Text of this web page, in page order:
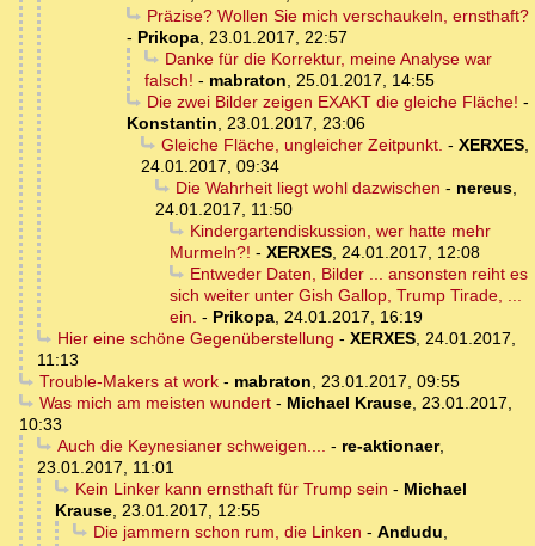
Präzise? Wollen Sie mich verschaukeln, ernsthaft?
- Prikopa, 23.01.2017, 22:57
Danke für die Korrektur, meine Analyse war
falsch! - mabraton, 25.01.2017, 14:55
Die zwei Bilder zeigen EXAKT die gleiche Fläche! -
Konstantin, 23.01.2017, 23:06
Gleiche Fläche, ungleicher Zeitpunkt. - XERXES,
24.01.2017, 09:34
Die Wahrheit liegt wohl dazwischen - nereus,
24.01.2017, 11:50
Kindergartendiskussion, wer hatte mehr
Murmeln?! - XERXES, 24.01.2017, 12:08
Entweder Daten, Bilder ... ansonsten reiht es
sich weiter unter Gish Gallop, Trump Tirade, ...
ein. - Prikopa, 24.01.2017, 16:19
Hier eine schöne Gegenüberstellung - XERXES, 24.01.2017,
11:13
Trouble-Makers at work- mabraton, 23.01.2017, 09:55
Was mich am meisten wundert- Michael Krause, 23.01.2017,
10:33
Auch die Keynesianer schweigen.... - re-aktionaer,
23.01.2017, 11:01
Kein Linker kann ernsthaft für Trump sein - Michael
Krause, 23.01.2017, 12:55
Die jammern schon rum, die Linken - Andudu,